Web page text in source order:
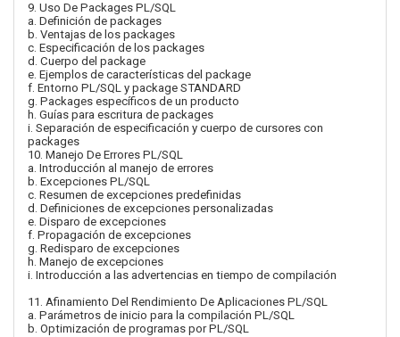
9. Uso De Packages PL/SQL
a. Definición de packages
b. Ventajas de los packages
c. Especificación de los packages
d. Cuerpo del package
e. Ejemplos de características del package
f. Entorno PL/SQL y package STANDARD
g. Packages específicos de un producto
h. Guías para escritura de packages
i. Separación de especificación y cuerpo de cursores con
packages
10. Manejo De Errores PL/SQL
a. Introducción al manejo de errores
b. Excepciones PL/SQL
c. Resumen de excepciones predefinidas
d. Definiciones de excepciones personalizadas
e. Disparo de excepciones
f. Propagación de excepciones
g. Redisparo de excepciones
h. Manejo de excepciones
i. Introducción a las advertencias en tiempo de compilación
11. Afinamiento Del Rendimiento De Aplicaciones PL/SQL
a. Parámetros de inicio para la compilación PL/SQL
b. Optimización de programas por PL/SQL